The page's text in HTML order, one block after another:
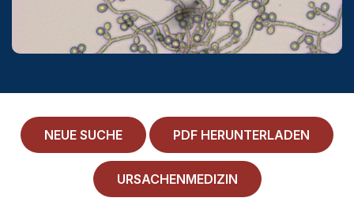
KONTAKTIEREN SIE UNS
ANAMNESE
IMPRESSUM
ALLGEMEINE GESCHÄFTSBEDINGUNGEN
NEUE SUCHE PDF HERUNTERLADEN
URSACHENMEDIZIN